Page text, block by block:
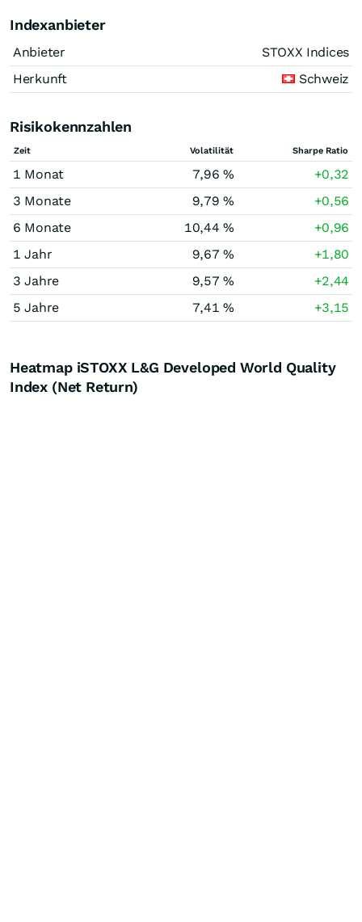
Indexanbieter
Anbieter
STOXX Indices
Herkunft
Schweiz
Risikokennzahlen
Zeit Volatilität Sharpe Ratio
1 Monat 7,96 %
+0,32
3 Monate
9,79 %
+0,56
6 Monate
10,44 %
+0,96
1 Jahr
9,67 %
+1,80
3 Jahre
9,57 %
+2,44
5 Jahre
7,41 % +3,15
Heatmap iSTOXX L&G Developed World Quality
Index (Net Return)